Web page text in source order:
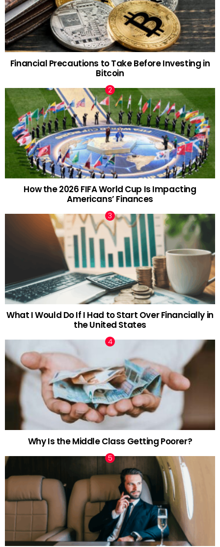
Financial Precautions to Take Before Investing in
Bitcoin
How the 2026 FIFA World Cup Is Impacting
Americans’ Finances
What I Would Do If I Had to Start Over Financially in
the United States
Why Is the Middle Class Getting Poorer?